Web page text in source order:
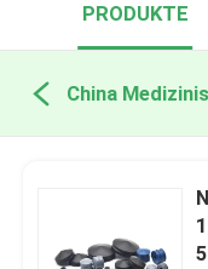
PRODUKTE
China